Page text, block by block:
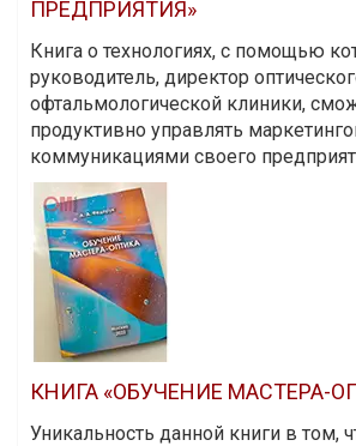
ПРЕДПРИЯТИЯ»
Книга о технологиях, с помощью
руководитель, директор
офтальмологической клиники,
продуктивно управлять
коммуникациями своего
КНИГА «ОБУЧЕНИЕ МАСТЕРА-
Уникальность данной книги в том,